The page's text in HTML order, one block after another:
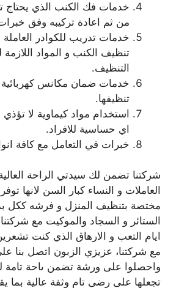
خدمات فك الكنب الذي يحتاج
من ثم اعادة تركيبه وفق
خدمات تدريب للكوادر
تنظيف الكنب و المواد اللازمة
التنظيف.
خدمات ضمان مكانس
تنظيفها.
استخدام مواد كيماوية لا
اي حساسية للافراد.
خبرات في التعامل مع كافة
شركتنا تضمن لك سيدتي الراحة
العاملات و النساء كبار السن لانها
مختصة بتنظيف المنزل و فرشه ككل
الستائر و السجاد والموكيت مع
ايام التعب و الارهاق الذي كنت
واحصلوا على ورشة تضمن ىاحة تامة
تجعلها على رضى تام وثفة عالية بما